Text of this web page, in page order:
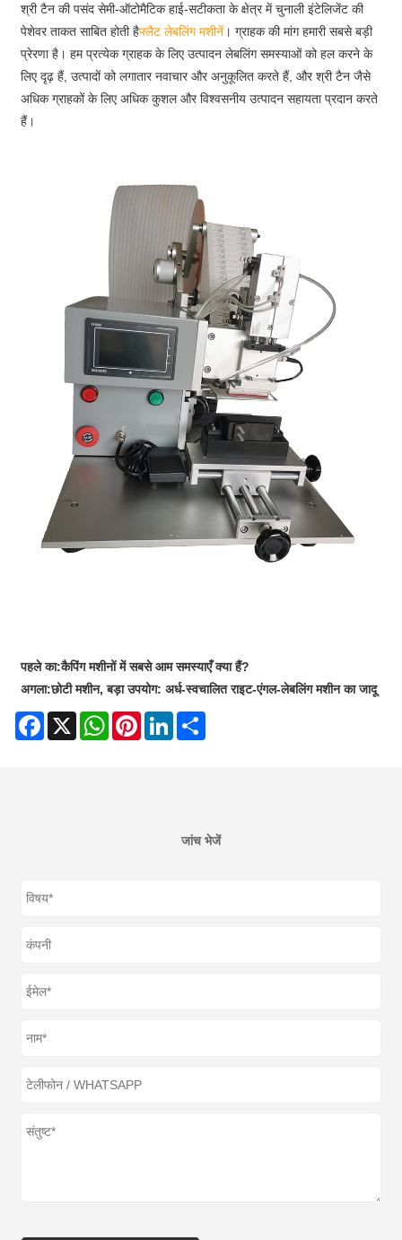
श्री टैन की पसंद सेमी-ऑटोमैटिक हाई-सटीकता के क्षेत्र में चुनाली इंटेलिजेंट की
पेशेवर ताकत साबित होती हैफ्लैट लेबलिंग मशीनें । ग्राहक की मांग हमारी सबसे बड़ी
प्रेरणा है। हम प्रत्येक ग्राहक के लिए उत्पादन लेबलिंग समस्याओं को हल करने के
लिए दृढ़ हैं, उत्पादों को लगातार नवाचार और अनुकूलित करते हैं, और श्री टैन जैसे
अधिक ग्राहकों के लिए अधिक कुशल और विश्वसनीय उत्पादन सहायता प्रदान करते
हैं।
पहले का:कैपिंग मशीनों में सबसे आम समस्याएँ क्या हैं?
अगला:छोटी मशीन, बड़ा उपयोग: अर्ध-स्वचालित राइट-एंगल-लेबलिंग मशीन का जादू
Facebook
X WhatsAppPinterestLinkedIn
जांच भेजें